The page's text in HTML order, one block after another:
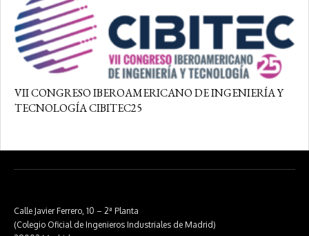
VII CONGRESO IBEROAMERICANO DE INGENIERÍA Y
TECNOLOGÍA CIBITEC25
Calle Javier Ferrero, 10 – 2ª Planta
(Colegio Oficial de Ingenieros Industriales de Madrid)